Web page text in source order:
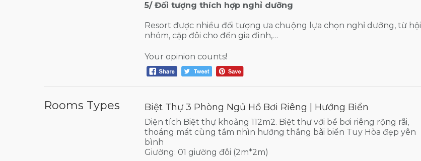
5/ Đối tượng thích hợp nghỉ dưỡng
Resort được nhiều đối tượng ưa chuộng lựa chọn nghỉ dưỡng, từ hội
nhóm, cặp đôi cho đến gia đình,…
Your opinion counts!
Rooms Types Biệt Thự 3 Phòng Ngủ Hồ Bơi Riêng | Hướng Biển
Diện tích Biệt thự khoảng 112m2. Biệt thự với bể bơi riêng rộng rãi,
thoáng mát cùng tầm nhìn hướng thẳng bãi biển Tuy Hòa đẹp yên
bình
Giường: 01 giường đôi (2m*2m)